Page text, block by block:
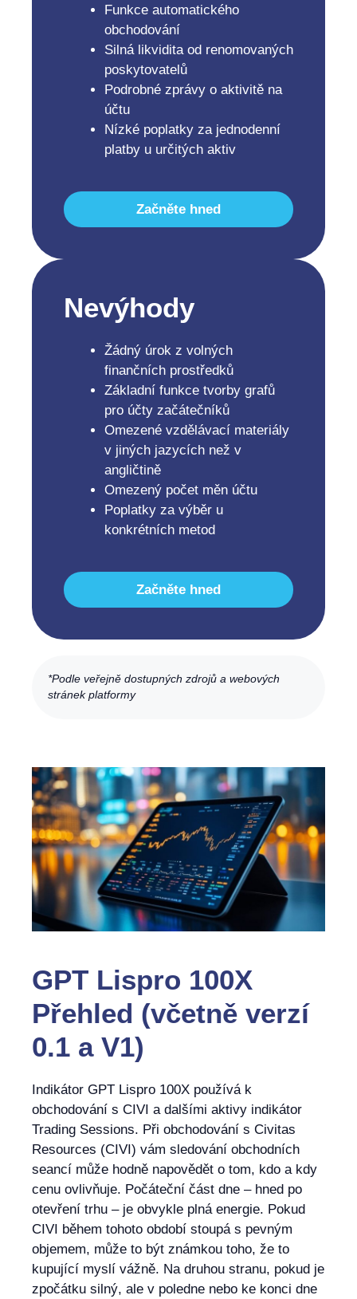
Funkce automatického
obchodování
Silná likvidita od renomovaných
poskytovatelů
Podrobné zprávy o aktivitě na
účtu
Nízké poplatky za jednodenní
platby u určitých aktiv
Začněte hned
Nevýhody
Žádný úrok z volných
finančních prostředků
Základní funkce tvorby grafů
pro účty začátečníků
Omezené vzdělávací materiály
v jiných jazycích než v
angličtině
Omezený počet měn účtu
Poplatky za výběr u
konkrétních metod
Začněte hned
*Podle veřejně dostupných zdrojů a webových
stránek platformy
GPT Lispro 100X
Přehled (včetně verzí
0.1 a V1)
Indikátor GPT Lispro 100X používá k
obchodování s CIVI a dalšími aktivy indikátor
Trading Sessions. Při obchodování s Civitas
Resources (CIVI) vám sledování obchodních
seancí může hodně napovědět o tom, kdo a kdy
cenu ovlivňuje. Počáteční část dne – hned po
otevření trhu – je obvykle plná energie. Pokud
CIVI během tohoto období stoupá s pevným
objemem, může to být známkou toho, že to
kupující myslí vážně. Na druhou stranu, pokud je
zpočátku silný, ale v poledne nebo ke konci dne